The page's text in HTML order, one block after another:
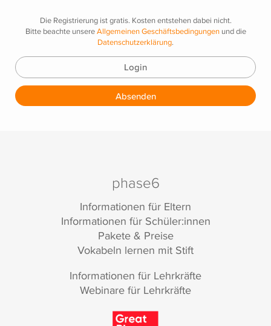
Die Registrierung ist gratis. Kosten entstehen dabei nicht.
Bitte beachte unsereAllgemeinen Geschäftsbedingungenund die
Datenschutzerklärung.
Login
Absenden
phase6
Informationen für Eltern
Informationen für Schüler:innen
Pakete & Preise
Vokabeln lernen mit Stift
Informationen für Lehrkräfte
Webinare für Lehrkräfte